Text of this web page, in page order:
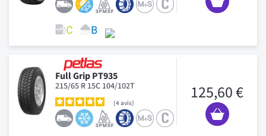
Full Grip PT935
215/65 R 15C 104/102T
4avis 125,60 €